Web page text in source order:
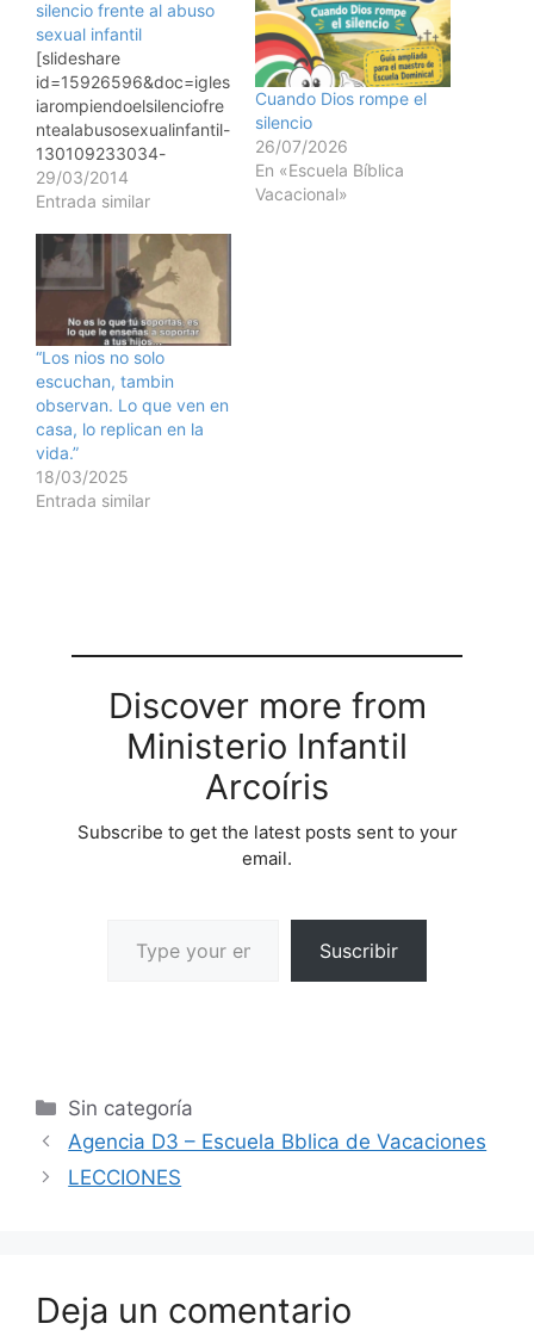
silencio frente al abuso
sexual infantil
[slideshare
id=15926596&doc=igles
iarompiendoelsilenciofre
ntealabusosexualinfantil-
130109233034-
phpapp02&type=d]
29/03/2014
Entrada similar
Cuando Dios rompe el
silencio
26/07/2026
En «Escuela Bíblica
Vacacional»
“Los nios no solo
escuchan, tambin
observan. Lo que ven en
casa, lo replican en la
vida.”
18/03/2025
Entrada similar
Discover more from
Ministerio Infantil
Arcoíris
Subscribe to get the latest posts sent to your
email.
Suscribir
Sin categoría
Agencia D3 – Escuela Bblica de Vacaciones
LECCIONES
Deja un comentario